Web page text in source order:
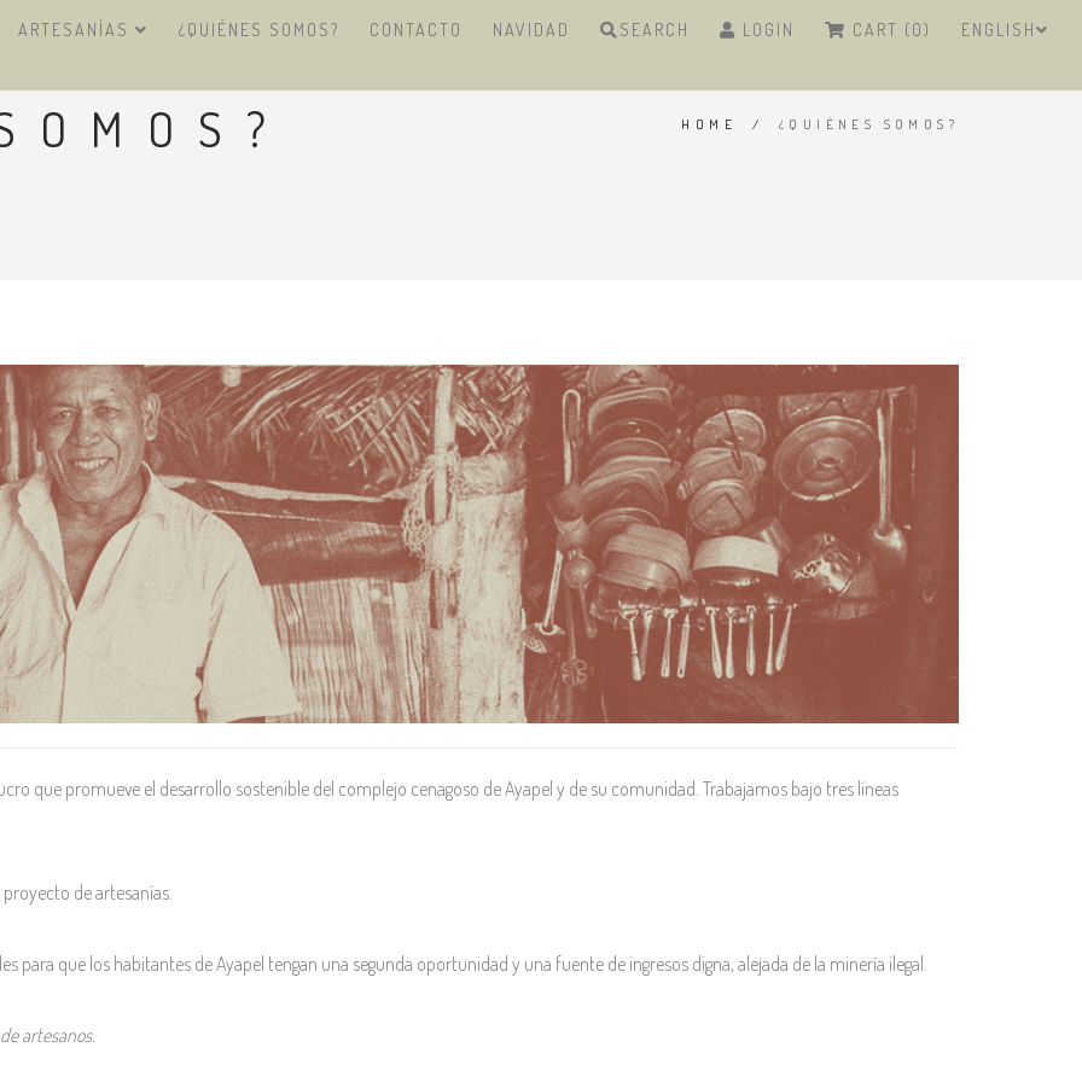
ARTESANÍAS ¿QUIÉNES SOMOS? CONTACTO NAVIDAD SEARCH LOGIN CART (0) ENGLISH
HOME / ¿QUIÉNES SOMOS?
que promueve el desarrollo sostenible del complejo cenagoso de Ayapel y de su comunidad. Trabajamos bajo tres líneas
de artesanías.
para que los habitantes de Ayapel tengan una segunda oportunidad y una fuente de ingresos digna, alejada de la minería ilegal.
artesanos.